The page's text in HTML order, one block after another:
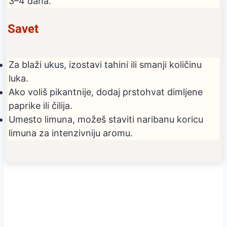
Savet
Za blaži ukus, izostavi tahini ili smanji količinu
luka.
Ako voliš pikantnije, dodaj prstohvat dimljene
paprike ili čilija.
Umesto limuna, možeš staviti naribanu koricu
limuna za intenzivniju aromu.